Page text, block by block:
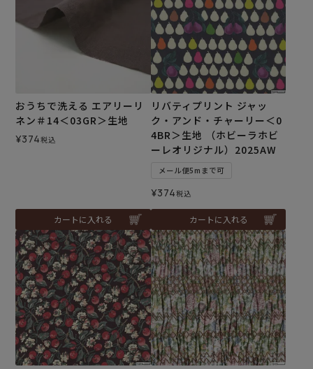
おうちで洗える エアリーリ
ネン＃14＜03GR＞生地
¥374税込
カートに入れる
リバティプリント ジャッ
ク・アンド・チャーリー＜0
4BR＞生地 （ホビーラホビ
ーレオリジナル）2025AW
メール便5mまで可
¥374税込
カートに入れる